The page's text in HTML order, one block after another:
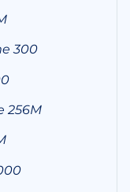
300
256M